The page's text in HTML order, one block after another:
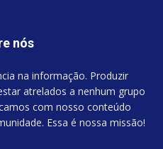
nós
na informação. Produzir
atrelados a nenhum grupo
com nosso conteúdo
Essa é nossa missão!